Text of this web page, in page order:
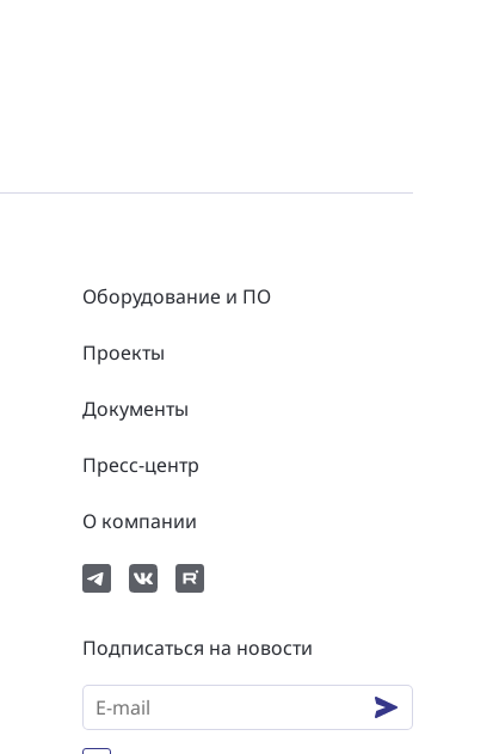
Оборудование и ПО
Проекты
Документы
Пресс-центр
О компании
Подписаться на новости